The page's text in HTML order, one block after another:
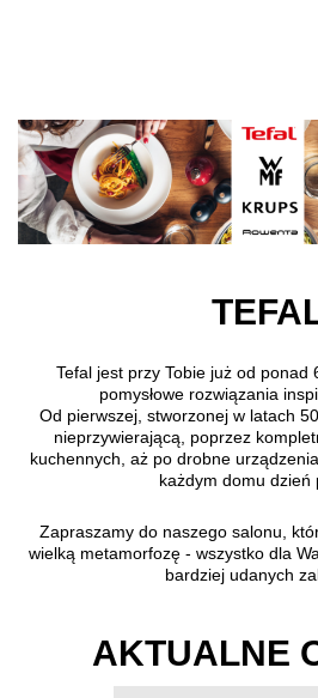
Tefal jest przy Tobie już od ponad
pomysłowe rozwiązania
Od pierwszej, stworzonej w latach
nieprzywierającą, poprzez
kuchennych, aż po drobne
każdym domu dzień
Zapraszamy do naszego salonu,
wielką metamorfozę - wszystko dla
bardziej udanych
AKTUALNE